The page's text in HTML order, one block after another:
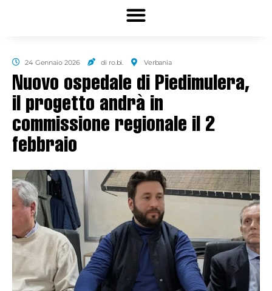
24 Gennaio 2026 di ro.bi. Verbania
Nuovo ospedale di Piedimulera,
il progetto andrà in
commissione regionale il 2
febbraio